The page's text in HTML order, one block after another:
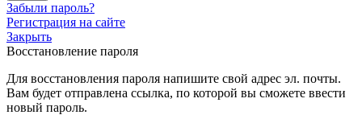
Забыли пароль?
Регистрация на сайте
Закрыть
Восстановление пароля
Для восстановления пароля напишите свой адрес эл. почты.
Вам будет отправлена ссылка, по которой вы сможете ввести
новый пароль.